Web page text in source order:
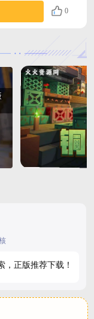
0
，正版推荐下载！